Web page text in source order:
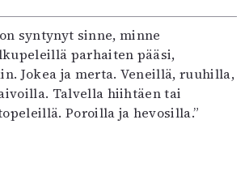
syntynyt sinne, minne
parhaiten pääsi,
Jokea ja merta. Veneillä, ruuhilla,
Talvella hiihtäen tai
Poroilla ja hevosilla.”